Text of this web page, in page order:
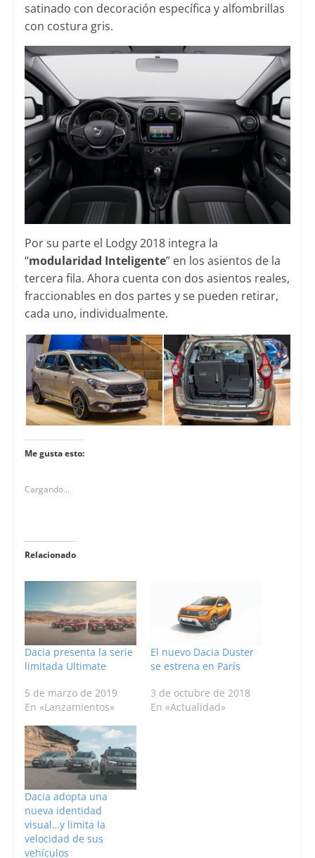
satinado con decoración específica y alfombrillas
con costura gris.
Por su parte el Lodgy 2018 integra la
“modularidad Inteligente” en los asientos de la
tercera fila. Ahora cuenta con dos asientos reales,
fraccionables en dos partes y se pueden retirar,
cada uno, individualmente.
Me gusta esto:
Cargando...
Relacionado
Dacia presenta la serie
limitada Ultimate
5 de marzo de 2019
En «Lanzamientos»
El nuevo Dacia Duster
se estrena en París
3 de octubre de 2018
En «Actualidad»
Dacia adopta una
nueva identidad
visual…y limita la
velocidad de sus
vehículos